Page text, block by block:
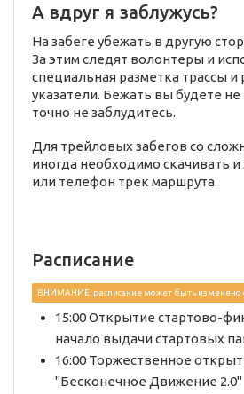
А вдруг я заблужусь?
На забеге убежать в другую
За этим следят волонтеры и
специальная разметка трассы и
указатели. Бежать вы будете
точно не заблудитесь.
Для трейловых забегов со
иногда необходимо скачивать и
или телефон трек маршрута.
Расписание
ВНИМАНИЕ: расписание может быть изменено
15:00 Открытие стартово-
начало выдачи стартовых
16:00 Торжественное
"Бесконечное Движение 2.0"